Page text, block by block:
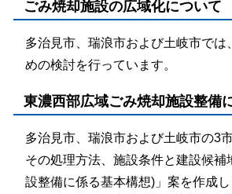
ごみ焼却施設の広域化について
多治見市、瑞浪市および土岐市で
めの検討を行っています。
東濃西部広域ごみ焼却施設整備
多治見市、瑞浪市および土岐市の3
その処理方法、施設条件と建設候
設整備に係る基本構想)」案を作成